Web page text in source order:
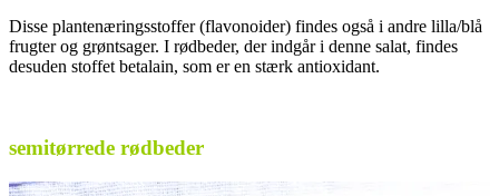
Disse plantenæringsstoffer (flavonoider) findes også i andre lilla/blå
frugter og grøntsager. I rødbeder, der indgår i denne salat, findes
desuden stoffet betalain, som er en stærk antioxidant.
semitørrede rødbeder